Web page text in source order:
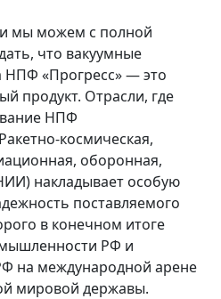
мы можем с полной
что вакуумные
НПФ «Прогресс» — это
продукт. Отрасли, где
НПФ
космическая,
оборонная,
накладывает особую
поставляемого
в конечном итоге
РФ и
на международной арене
мировой державы.